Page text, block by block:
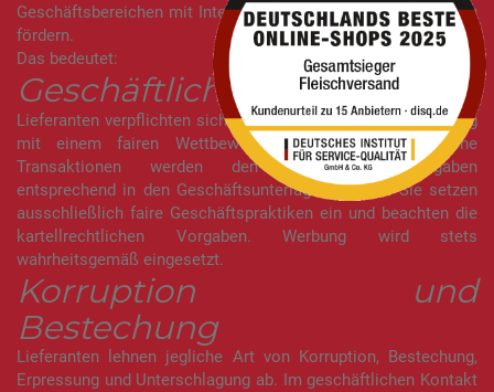
Geschäftsbereichen mit Integrität und bemühen sich, diese zu
fördern.
Das bedeutet:
Geschäftliche Integrität
Lieferanten verpflichten sich dazu, ihre Geschäfte im Einklang
mit einem fairen Wettbewerb zu führen. Geschäftliche
Transaktionen werden den gesetzlichen Vorgaben
entsprechend in den Geschäftsunterlagen erfasst. Sie setzen
ausschließlich faire Geschäftspraktiken ein und beachten die
kartellrechtlichen Vorgaben. Werbung wird stets
wahrheitsgemäß eingesetzt.
Korruption und
Bestechung
Lieferanten lehnen jegliche Art von Korruption, Bestechung,
Erpressung und Unterschlagung ab. Im geschäftlichen Kontakt